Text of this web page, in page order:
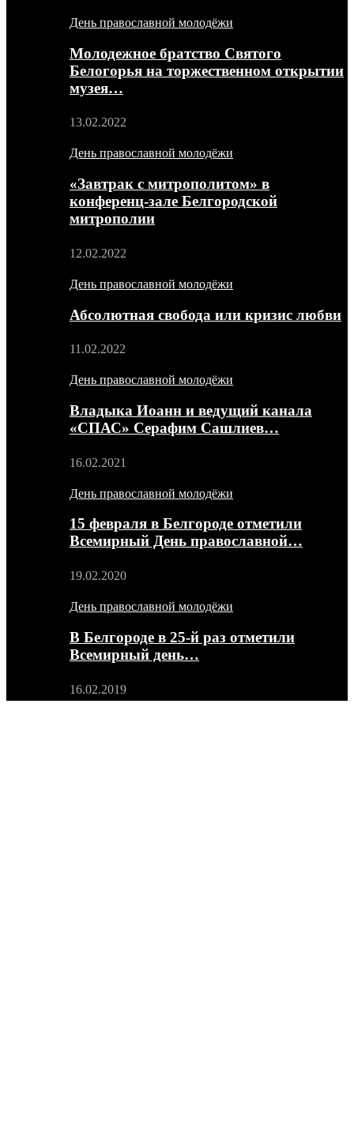
День православной молодёжи
Молодежное братство Святого
Белогорья на торжественном открытии
музея…
13.02.2022
День православной молодёжи
«Завтрак с митрополитом» в
конференц-зале Белгородской
митрополии
12.02.2022
День православной молодёжи
Абсолютная свобода или кризис любви
11.02.2022
День православной молодёжи
Владыка Иоанн и ведущий канала
«СПАС» Серафим Сашлиев…
16.02.2021
День православной молодёжи
15 февраля в Белгороде отметили
Всемирный День православной…
19.02.2020
День православной молодёжи
В Белгороде в 25-й раз отметили
Всемирный день…
16.02.2019